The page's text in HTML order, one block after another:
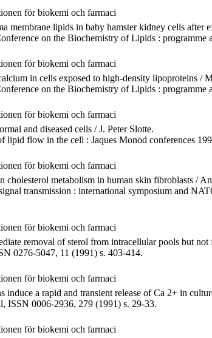
för biokemi och farmaci
membrane lipids in baby hamster kidney cells after
on the Biochemistry of Lipids : programme
för biokemi och farmaci
in cells exposed to high-density lipoproteins /
on the Biochemistry of Lipids : programme
för biokemi och farmaci
and diseased cells / J. Peter Slotte.
lipid flow in the cell : Jaques Monod conferences
för biokemi och farmaci
cholesterol metabolism in human skin fibroblasts /
transmission : international symposium and
för biokemi och farmaci
removal of sterol from intracellular pools but
0276-5047, 11 (1991) s. 403-414.
för biokemi och farmaci
induce a rapid and transient release of Ca 2+ in
ISSN 0006-2936, 279 (1991) s. 29-33.
för biokemi och farmaci